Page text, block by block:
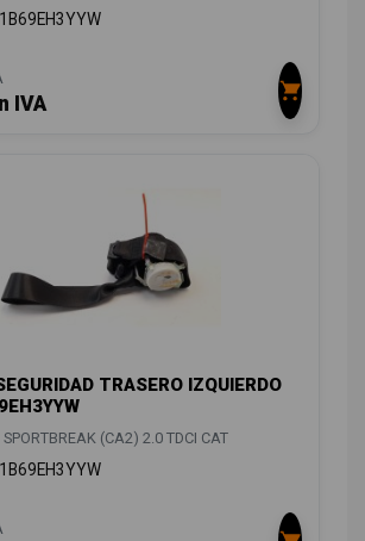
IVA
TRASERO IZQUIERDO
(CA2) 2.0 TDCI CAT